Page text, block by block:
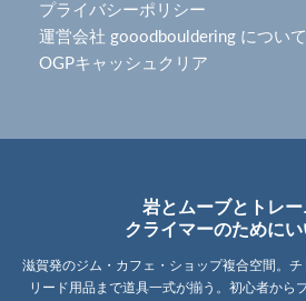
プライバシーポリシー
運営会社 gooodbouldering について
OGPキャッシュクリア
岩とムーブとトレ
クライマーのために
滋賀発のジム・カフェ・ショップ複合空間。チ
リード用品まで道具一式が揃う。初心者から